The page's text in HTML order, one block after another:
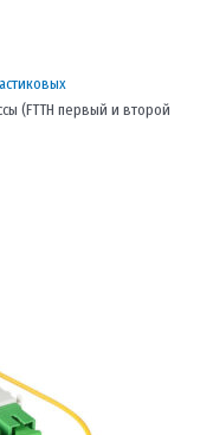
(FTTH первый и второй